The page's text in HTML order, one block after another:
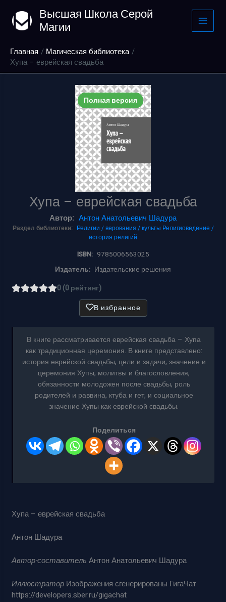
содержимому
Высшая Школа Серой
Магии
Главная
Магическая библиотека
Хупа – еврейская свадьба
Полная версия
Хупа – еврейская свадьба
Автор: Антон Анатольевич Шадура
Раздел библиотеки: Религии / верования / культы Религиоведение /
история религий
ISBN: 9785006563025
Издатель: Издательские решения
0 (0 рейтинг)
В избранное
В книге рассматривается еврейская свадьба – Хупа
как традиционная церемония. В книге представлено:
история еврейской свадьбы, цели и задачи, значение и
церемония Хупы, молитвы и благословления,
обязанности молодожен после свадьбы, роль
родителей и раввина, ктуба и гет, и социальное
значение Хупы как еврейской свадьбы.
Поделиться
Хупа – еврейская свадьба
Антон Шадура
Автор-составитель Антон Анатольевич Шадура
Иллюстратор Изображения сгенерированы ГигаЧат
https://developers.sber.ru/gigachat